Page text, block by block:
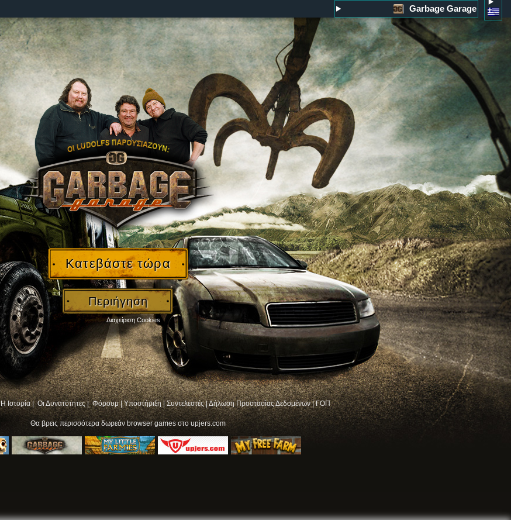
Garbage Garage
Κατεβάστε τώρα
Περιήγηση
Η Ιστορία | Οι Δυνατότητες | Φόρουμ|Υποστήριξη|Συντελεστές|Δήλωση Προστασίας Δεδομένων|ΓΟΠ
Θα βρεις περισσότερα δωρεάν browser games στο upjers.com
Διαχείριση Cookies